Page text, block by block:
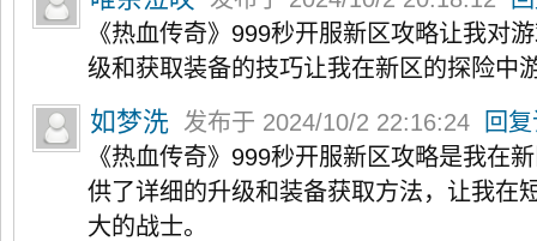
《热血传奇》999秒开服新区攻略让我对
级和获取装备的技巧让我在新区的探险中
如梦洗 发布于 2024/10/2 22:16:24
回
《热血传奇》999秒开服新区攻略是我在
供了详细的升级和装备获取方法，让我在
大的战士。